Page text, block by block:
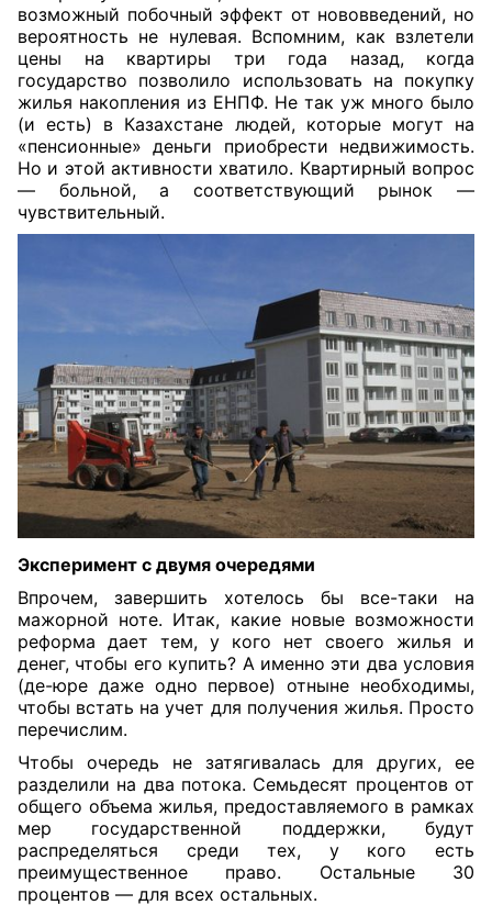
возможный побочный эффект от нововведений, но
вероятность не нулевая. Вспомним, как взлетели
цены на квартиры три года назад, когда
государство позволило использовать на покупку
жилья накопления из ЕНПФ. Не так уж много было
(и есть) в Казахстане людей, которые могут на
«пенсионные» деньги приобрести недвижимость.
Но и этой активности хватило. Квартирный вопрос
— больной, а соответствующий рынок —
чувствительный.
Эксперимент с двумя очередями
Впрочем, завершить хотелось бы все-таки на
мажорной ноте. Итак, какие новые возможности
реформа дает тем, у кого нет своего жилья и
денег, чтобы его купить? А именно эти два условия
(де-юре даже одно первое) отныне необходимы,
чтобы встать на учет для получения жилья. Просто
перечислим.
Чтобы очередь не затягивалась для других, ее
разделили на два потока. Семьдесят процентов от
общего объема жилья, предоставляемого в рамках
мер государственной поддержки, будут
распределяться среди тех, у кого есть
преимущественное право. Остальные 30
процентов — для всех остальных.